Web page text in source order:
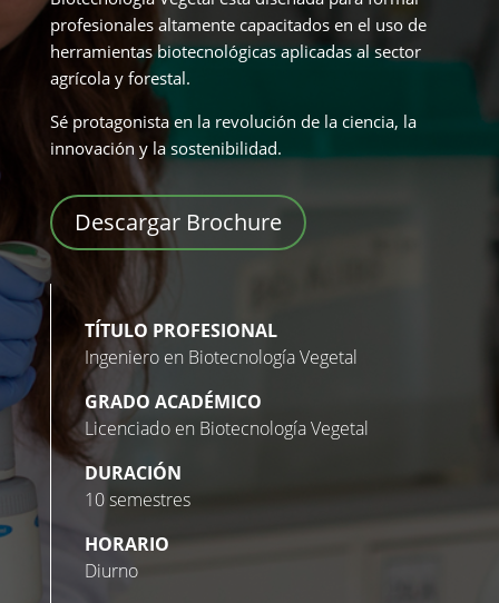
profesionales altamente capacitados en el uso de
herramientas biotecnológicas aplicadas al sector
agrícola y forestal.
Sé protagonista en la revolución de la ciencia, la
innovación y la sostenibilidad.
Descargar Brochure
TÍTULO PROFESIONAL
Ingeniero en Biotecnología Vegetal
GRADO ACADÉMICO
Licenciado en Biotecnología Vegetal
DURACIÓN
10 semestres
HORARIO
Diurno